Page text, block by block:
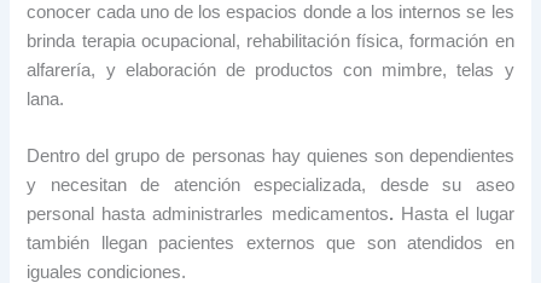
conocer cada uno de los espacios donde a los internos se les
brinda terapia ocupacional, rehabilitación física, formación en
alfarería, y elaboración de productos con mimbre, telas y
lana.
Dentro del grupo de personas hay quienes son dependientes
y necesitan de atención especializada, desde su aseo
personal hasta administrarles medicamentos. Hasta el lugar
también llegan pacientes externos que son atendidos en
iguales condiciones.